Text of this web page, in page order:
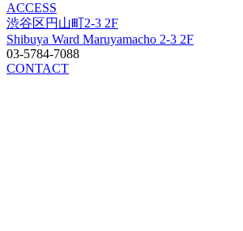
ACCESS
渋谷区円山町2-3 2F
Shibuya Ward Maruyamacho 2-3 2F
03-5784-7088
CONTACT